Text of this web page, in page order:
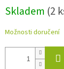
cena:
Skladem (2
Možnosti doručení